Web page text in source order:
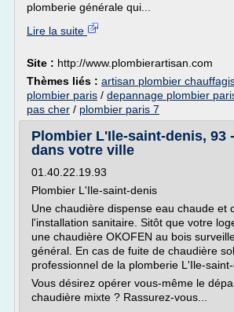
plomberie générale qui...
Lire la suite
Site : http://www.plombierartisan.com
Thèmes liés : artisan plombier
plombier paris / depannage plombier
pas cher / plombier paris 7
Plombier L'Ile-saint-denis, 93
dans votre ville
01.40.22.19.93
Plombier L'Ile-saint-denis
Une chaudière dispense eau chaude et
l'installation sanitaire. Sitôt que votre
une chaudière OKOFEN au bois
général. En cas de fuite de chaudière
professionnel de la plomberie L'Ile-saint-
Vous désirez opérer vous-même le
chaudière mixte ? Rassurez-vous...